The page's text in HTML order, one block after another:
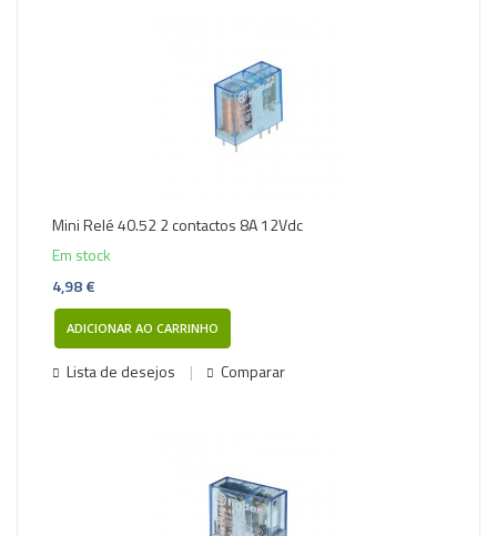
Mini Relé 40.52 2 contactos 8A 12Vdc
Em stock
4,98 €
ADICIONAR AO CARRINHO
Lista de desejos Comparar